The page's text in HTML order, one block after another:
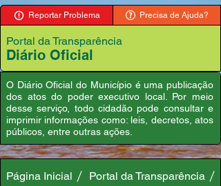
Reportar Problema Precisa de Ajuda?
Portal da Transparência
Diário Oficial
O Diário Oficial do Município é uma publicação
dos atos do poder executivo local. Por meio
desse serviço, todo cidadão pode consultar e
imprimir informações como: leis, decretos, atos
públicos, entre outras ações.
Página Inicial
Portal da Transparência